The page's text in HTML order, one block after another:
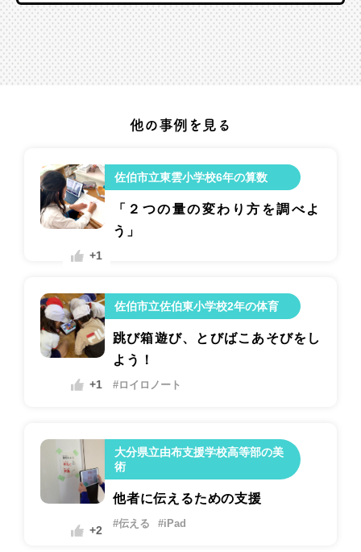
他の事例を見る
佐伯市立東雲小学校6年の算数
+1
「２つの量の変わり方を調べよ
う」
佐伯市立佐伯東小学校2年の体育
+1
跳び箱遊び、とびばこあそびをし
よう！
#ロイロノート
大分県立由布支援学校高等部の美
術
+2
他者に伝えるための支援
#伝える #iPad